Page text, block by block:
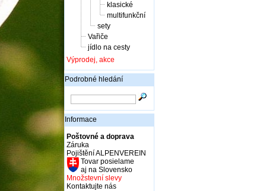
klasické
multifunkční
sety
Vařiče
jídlo na cesty
Výprodej, akce
Podrobné hledání
Informace
Poštovné a doprava
Záruka
Pojištění ALPENVEREIN
Tovar posielame
aj na Slovensko
Množstevní slevy
Kontaktujte nás